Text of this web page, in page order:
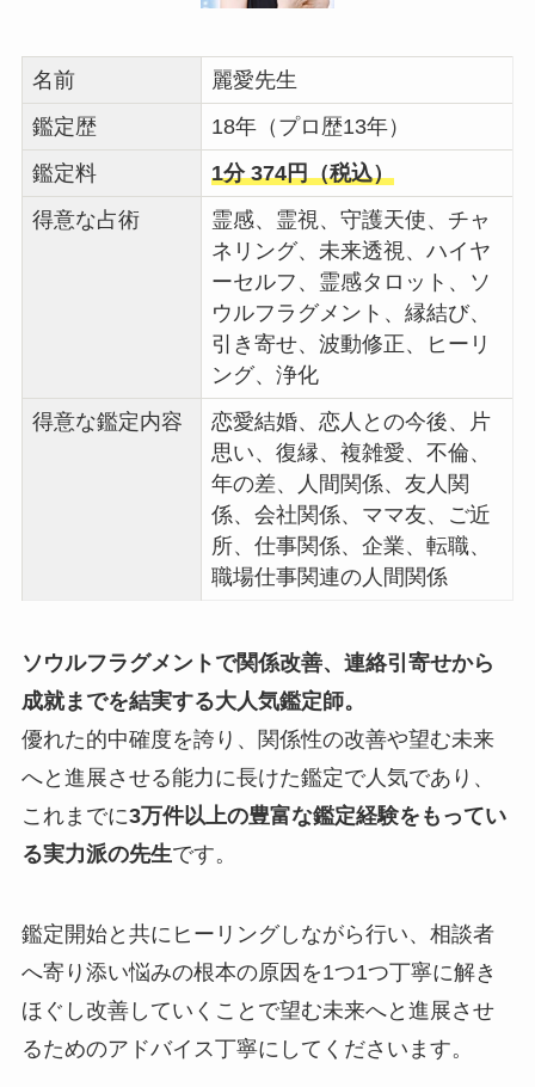
名前
麗愛先生
鑑定歴
18年（プロ歴13年）
鑑定料
1分 374円（税込）
得意な占術
霊感、霊視、守護天使、チャ
ネリング、未来透視、ハイヤ
ーセルフ、霊感タロット、ソ
ウルフラグメント、縁結び、
引き寄せ、波動修正、ヒーリ
ング、浄化
得意な鑑定内容
恋愛結婚、恋人との今後、片
思い、復縁、複雑愛、不倫、
年の差、人間関係、友人関
係、会社関係、ママ友、ご近
所、仕事関係、企業、転職、
職場仕事関連の人間関係
ソウルフラグメントで関係改善、連絡引寄せから
成就までを結実する大人気鑑定師。
優れた的中確度を誇り、関係性の改善や望む未来
へと進展させる能力に長けた鑑定で人気であり、
これまでに3万件以上の豊富な鑑定経験をもってい
る実力派の先生です。
鑑定開始と共にヒーリングしながら行い、相談者
へ寄り添い悩みの根本の原因を1つ1つ丁寧に解き
ほぐし改善していくことで望む未来へと進展させ
るためのアドバイス丁寧にしてくださいます。